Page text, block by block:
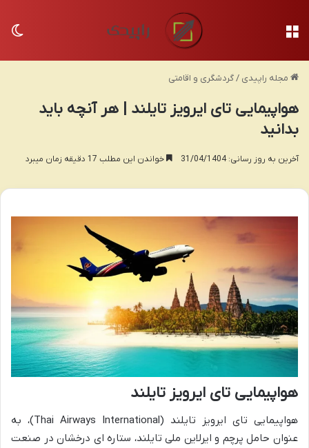
مجله راپیدی /گردشگری و اقامتی
هواپیمایی تای ایرویز تایلند | هر آنچه باید
بدانید
آخرین به روز رسانی: 31/04/1404 خواندن این مطلب 17 دقیقه زمان میبرد
هواپیمایی تای ایرویز تایلند
هواپیمایی تای ایرویز تایلند (Thai Airways International)، به
عنوان حامل پرچم و ایرلاین ملی تایلند، ستاره ای درخشان در صنعت